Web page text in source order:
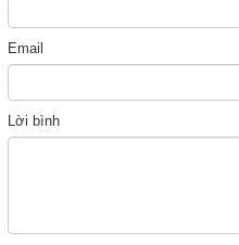
Email
Lời bình